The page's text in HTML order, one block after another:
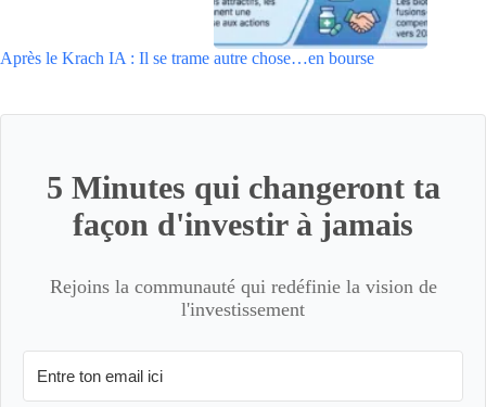
Après le Krach IA : Il se trame autre chose…en bourse
5 Minutes qui changeront ta
façon d'investir à jamais
Rejoins la communauté qui redéfinie la vision de
l'investissement